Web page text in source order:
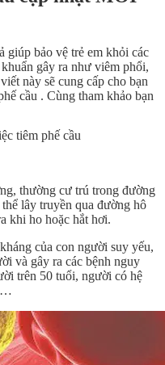
giúp bảo vệ trẻ em khỏi các
gây ra như viêm phổi,
này sẽ cung cấp cho bạn
cầu . Cùng tham khảo bạn
tiêm phế cầu
thường cư trú trong đường
lây truyền qua đường hô
khi ho hoặc hắt hơi.
của con người suy yếu,
và gây ra các bệnh nguy
trên 50 tuổi, người có hệ